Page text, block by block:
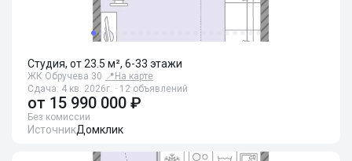
Студия, от 23.5 м², 6-33 этажи
ЖК Обручева 30 📍 На карте
Сдача: 4 кв. 2026г. · 12 объявлений
от 15 990 000 ₽
Без комиссии
ИсточникДомклик